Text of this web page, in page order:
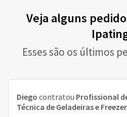
Veja alguns
Esses são os últimos
Diego contratou Profissional
Técnica de Geladeiras e